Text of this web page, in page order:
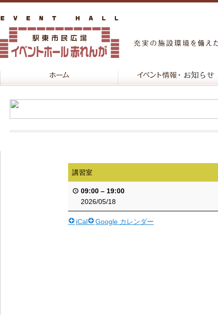
講習室
09:00 – 19:00
2026/05/18
iCal Google カレンダー